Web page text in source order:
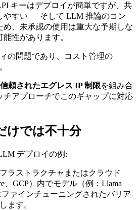
キーはデプロイが簡単ですが、共
やすい — そして LLM 推論のコン
め、未承認の使用は重大な予期しな
性があります。
の問題であり、コスト管理の
信頼されたエグレス IP 制限を組み合
チアプローチでこのギャップに対応
けでは不十分
デプロイの例:
ラストラクチャまたはクラウド
、GCP）内でモデル（例：Llama
ァインチューニングされたバリア
ます。